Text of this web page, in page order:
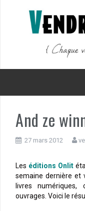
And ze
27 mars 2012
Les éditions Onlit
semaine dernière et
livres
ouvrages. Voici le